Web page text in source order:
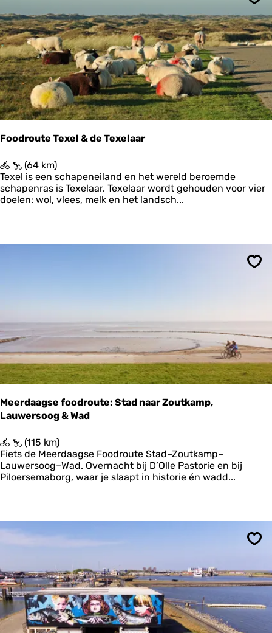
m
s
t
e
l
m
e
e
r
-
W
i
r
i
n
g
e
Foodroute Texel & de Texelaar
F
o
o
d
t
&
d
e
T
e
x
e
l
a
r
(64 km)
Texel is een schapeneiland en het wereld beroemde
schapenras is Texelaar. Texelaar wordt gehouden voor vier
doelen: wol, vlees, melk en het landsch...
Meerdaagse foodroute: Stad naar Zoutkamp,
Lauwersoog & Wad
M
e
e
r
g
o
o
d
r
o
(115 km)
Fiets de Meerdaagse Foodroute Stad–Zoutkamp–
Lauwersoog–Wad. Overnacht bij D’Olle Pastorie en bij
Piloersemaborg, waar je slaapt in historie én wadd...